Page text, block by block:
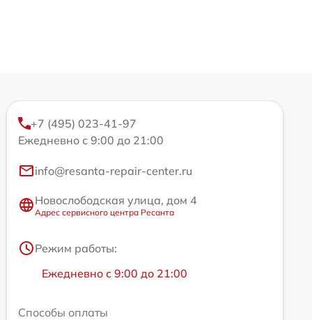
+7 (495) 023-41-97
Ежедневно с 9:00 до 21:00
info@resanta-repair-center.ru
Новослободская улица, дом 4
Адрес сервисного центра Ресанта
Режим работы:
Ежедневно с 9:00 до 21:00
Способы оплаты